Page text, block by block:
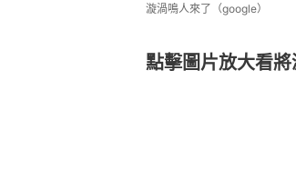
漩渦鳴人來了（google）
點擊圖片放大看